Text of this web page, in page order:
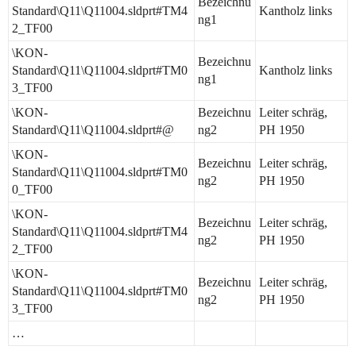
Standard\Q11\Q11004.sldprt#TM4
2_TF00
ng1
Kantholz links
\KON-
Standard\Q11\Q11004.sldprt#TM0
3_TF00
Bezeichnu
ng1
Kantholz links
\KON-
Standard\Q11\Q11004.sldprt#@
Bezeichnu
ng2
Leiter schräg,
PH 1950
\KON-
Standard\Q11\Q11004.sldprt#TM0
0_TF00
Bezeichnu
ng2
Leiter schräg,
PH 1950
\KON-
Standard\Q11\Q11004.sldprt#TM4
2_TF00
Bezeichnu
ng2
Leiter schräg,
PH 1950
\KON-
Standard\Q11\Q11004.sldprt#TM0
3_TF00
Bezeichnu
ng2
Leiter schräg,
PH 1950
…